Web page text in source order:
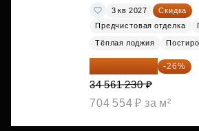
3 кв 2027
Скидка
Предчистовая отделка
Тёплая лоджия
25 575 310 ₽ -26%
34 561 230 ₽
704 554 ₽ за м²